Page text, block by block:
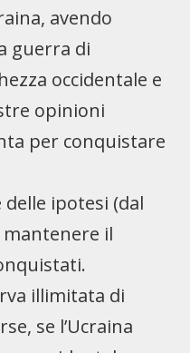
avendo
guerra di
occidentale e
opinioni
per conquistare
ipotesi (dal
il
illimitata di
se l’Ucraina